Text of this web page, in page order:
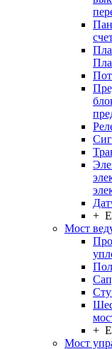
+
Мост
+
Мост